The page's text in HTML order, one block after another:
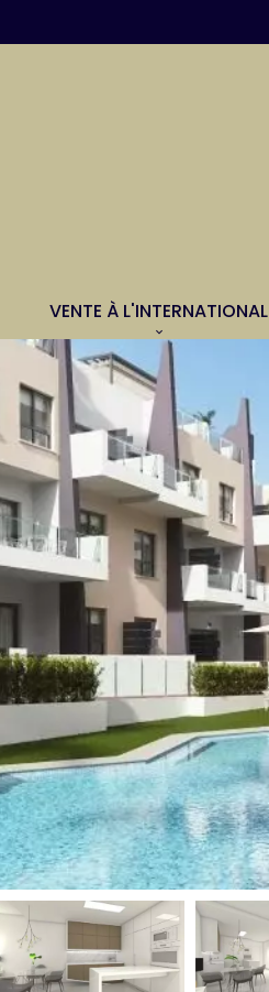
VENTE À L'INTERNATIONAL